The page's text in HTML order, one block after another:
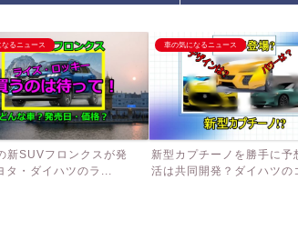
なるニュース
新SUVフロンクスが発
タ・ダイハツのラ...
車の気になるニュース
新型カプチーノを勝手に予
活は共同開発？ダイハツの